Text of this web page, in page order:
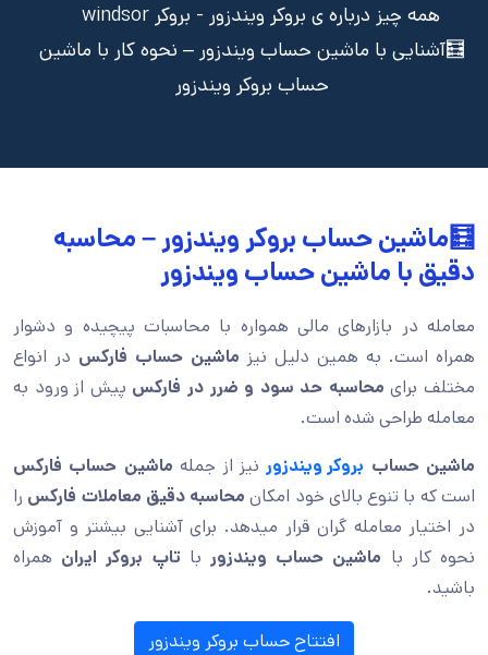
همه چیز درباره ی بروکر ویندزور - بروکر windsor
🧮آشنایی با ماشین حساب ویندزور – نحوه کار با ماشین
حساب بروکر ویندزور
🧮ماشین حساب بروکر ویندزور – محاسبه
دقیق با ماشین حساب ویندزور
معامله در بازارهای مالی همواره با محاسبات پیچیده و دشوار
همراه است. به همین دلیل نیز ماشين حساب فاركس در انواع
مختلف برای محاسبه حد سود و ضرر در فارکس پیش از ورود به
معامله طراحی شده است.
ماشین حساب بروکر ویندزورنیز از جمله ماشین حساب فارکس
است که با تنوع بالای خود امکان محاسبه دقیق معاملات فارکس را
در اختیار معامله گران قرار میدهد. برای آشنایی بیشتر و آموزش
نحوه کار با ماشین حساب ویندزوربا تاپ بروکر ایران همراه
باشید.
افتتاح حساب بروکر ویندزور